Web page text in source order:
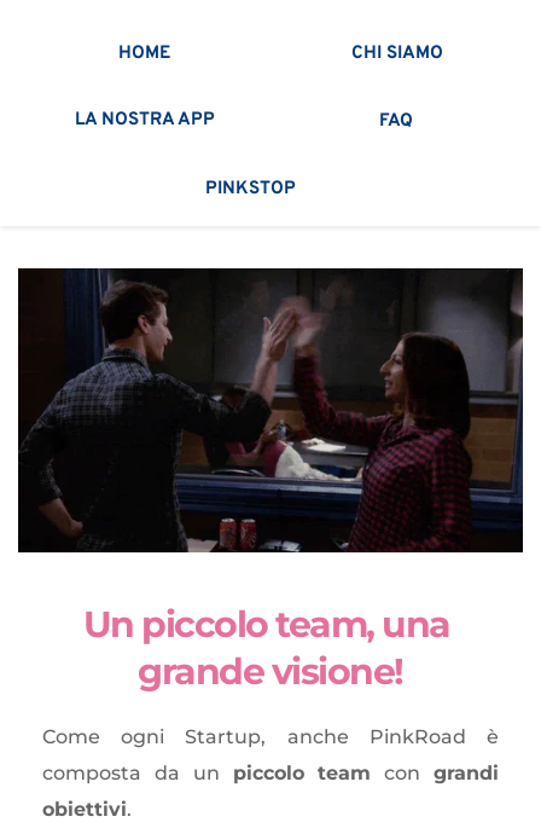
HOME CHI SIAMO
LA NOSTRA APP FAQ
PINKSTOP
Un piccolo team, una
grande visione!
Come ogni Startup, anche PinkRoad è
composta da un piccolo team con grandi
obiettivi.